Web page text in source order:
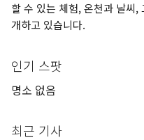
할 수 있는 체험, 온천과 날씨,
개하고 있습니다.
인기 스팟
명소 없음
최근 기사